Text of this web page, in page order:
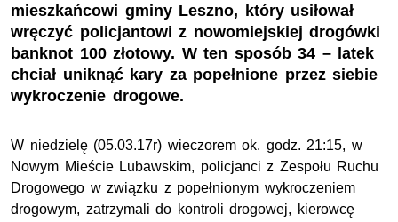
mieszkańcowi gminy Leszno, który usiłował
wręczyć policjantowi z nowomiejskiej drogówki
banknot 100 złotowy. W ten sposób 34 – latek
chciał uniknąć kary za popełnione przez siebie
wykroczenie drogowe.
W niedzielę (05.03.17r) wieczorem ok. godz. 21:15, w
Nowym Mieście Lubawskim, policjanci z Zespołu Ruchu
Drogowego w związku z popełnionym wykroczeniem
drogowym, zatrzymali do kontroli drogowej, kierowcę